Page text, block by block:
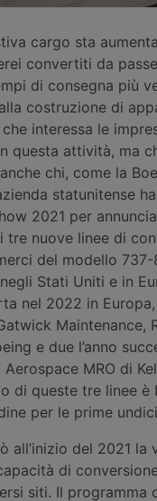
cargo sta
convertiti da
di consegna più
costruzione di
interessa le
questa attività, ma
chi, come la
statunitense
2021 per
tre nuove linee di
del modello 737-
Stati Uniti e in
nel 2022 in Europa,
Maintenance,
e due l’anno
Aerospace MRO di
di queste tre linee è
per le prime
all’inizio del 2021 la
di
siti. Il programma